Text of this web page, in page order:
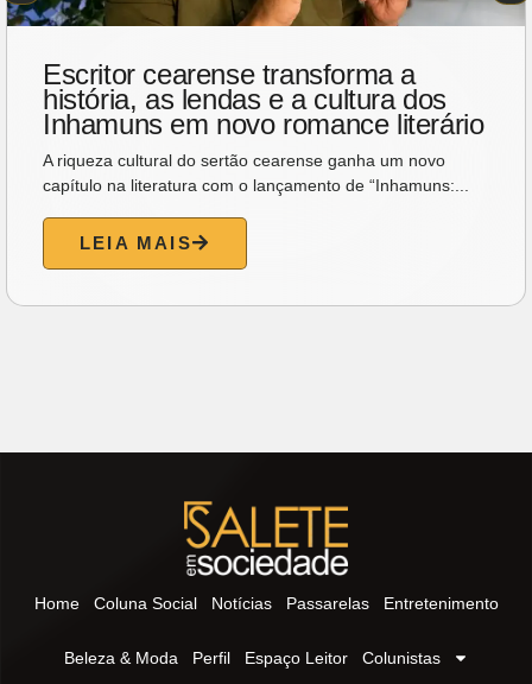
Escritor cearense transforma a
história, as lendas e a cultura dos
Inhamuns em novo romance literário
A riqueza cultural do sertão cearense ganha um novo
capítulo na literatura com o lançamento de “Inhamuns:...
LEIA MAIS
Home Coluna Social Notícias Passarelas Entretenimento
Beleza & Moda Perfil Espaço Leitor Colunistas